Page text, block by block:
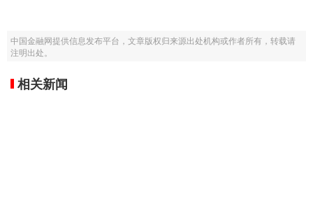
中国金融网提供信息发布平台，文章版权归来源出处机构或作者所有，转载请
注明出处。
相关新闻